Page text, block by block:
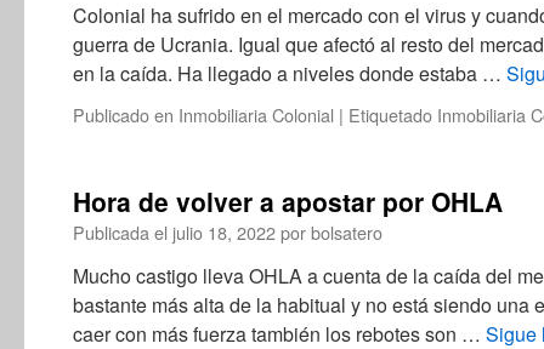
Colonial ha sufrido en el mercado con el virus y
guerra de Ucrania. Igual que afectó al resto del
en la caída. Ha llegado a niveles donde estaba …
Publicado en Inmobiliaria Colonial | Etiquetado Inmobiliaria
Hora de volver a apostar por OHLA
Publicada el julio 18, 2022porbolsatero
Mucho castigo lleva OHLA a cuenta de la caída del
bastante más alta de la habitual y no está siendo una
caer con más fuerza también los rebotes son … Sigue